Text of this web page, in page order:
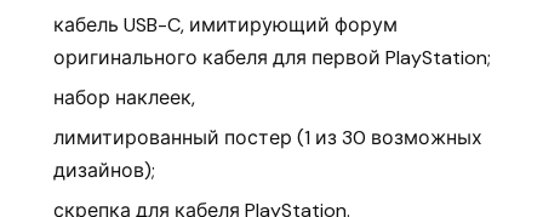
кабель USB-C, имитирующий форум
оригинального кабеля для первой PlayStation;
набор наклеек,
лимитированный постер (1 из 30 возможных
дизайнов);
скрепка для кабеля PlayStation.